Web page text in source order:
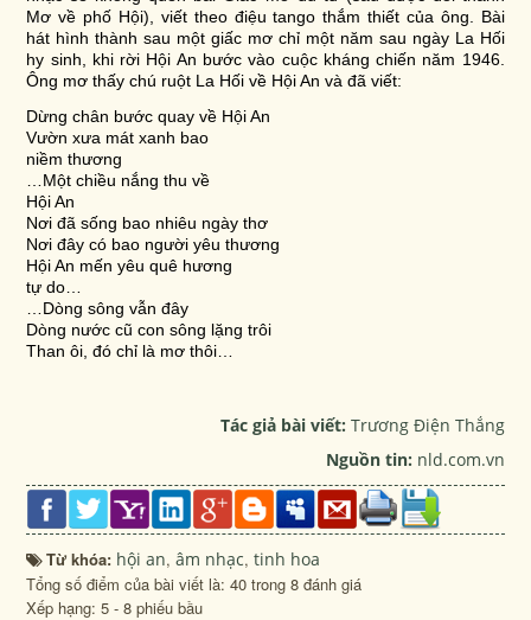
Mơ về phố Hội), viết theo điệu tango thắm thiết của ông. Bài
hát hình thành sau một giấc mơ chỉ một năm sau ngày La Hối
hy sinh, khi rời Hội An bước vào cuộc kháng chiến năm 1946.
Ông mơ thấy chú ruột La Hối về Hội An và đã viết:
Dừng chân bước quay về Hội An
Vườn xưa mát xanh bao
niềm thương
…Một chiều nắng thu về
Hội An
Nơi đã sống bao nhiêu ngày thơ
Nơi đây có bao người yêu thương
Hội An mến yêu quê hương
tự do…
…Dòng sông vẫn đây
Dòng nước cũ con sông lặng trôi
Than ôi, đó chỉ là mơ thôi…
Tác giả bài viết: Trương Điện Thắng
Nguồn tin: nld.com.vn
Từ khóa: hội an,âm nhạc,tinh hoa
Tổng số điểm của bài viết là: 40 trong 8 đánh giá
Xếp hạng:5 -8 phiếu bầu